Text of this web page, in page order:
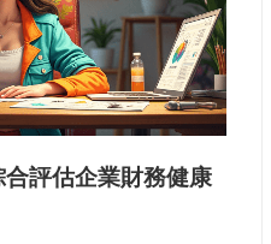
評估企業財務健康